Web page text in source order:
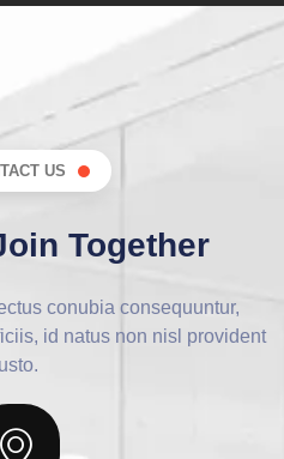
US
Together
conubia consequuntur,
id natus non nisl provident